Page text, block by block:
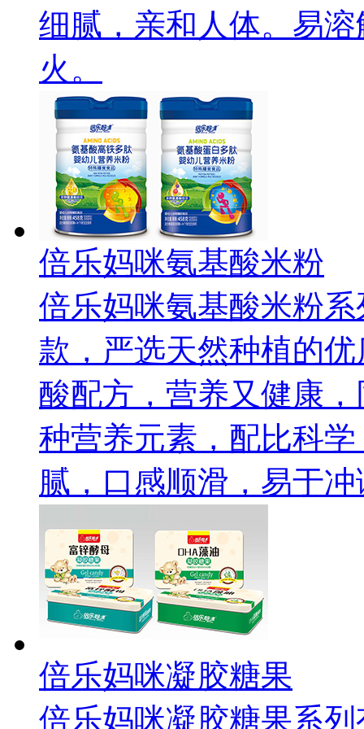
细腻，亲和人体。易
火。
倍乐妈咪氨基酸米粉
倍乐妈咪氨基酸米粉
款，严选天然种植的
酸配方，营养又健康
种营养元素，配比科
腻，口感顺滑，易于
倍乐妈咪凝胶糖果
倍乐妈咪凝胶糖果系